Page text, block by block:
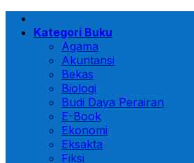
Skip
Kategori Buku
Agama
Akuntansi
Bekas
Biologi
Budi Daya Perairan
E-Book
Ekonomi
Eksakta
Fiksi